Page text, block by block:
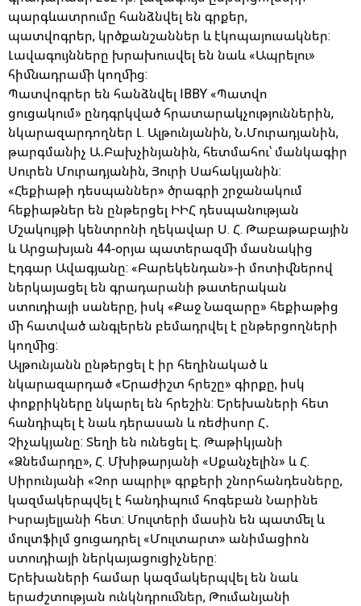
պարգևատրումը հանձնվել են գրքեր,
պատվոգրեր, կրծքանշաններ և էկոպայուսակներ:
Լավագույնները խրախուսվել են նաև «Ապրելու»
հիմնադրամի կողմից:
Պատվոգրեր են հանձնվել IBBY «Պատվո
ցուցակում» ընդգրկված հրատարակչություններին,
նկարազարդողներ Լ. Ալթունյանին, Ն․Մուրադյանին,
թարգմանիչ Ա․Բախչինյանին, հետմահու՝ մանկագիր
Սուրեն Մուրադյանին, Յուրի Սահակյանին:
«Հեքիաթի դեսպաններ» ծրագրի շրջանակում
հեքիաթներ են ընթերցել ԻԻՀ դեսպանության
Մշակույթի կենտրոնի ղեկավար Ս. Հ. Թաբաթաբային
և Արցախյան 44-օրյա պատերազմի մասնակից
Էդգար Ավագյանը: «Բարեկենդան»-ի մոտիվներով
ներկայացել են գրադարանի թատերական
ստուդիայի սաները, իսկ «Քաջ Նազարը» հեքիաթից
մի հատված անգլերեն բեմադրվել է ընթերցողների
կողմից:
Ալթունյանն ընթերցել է իր հեղինակած և
նկարազարդած «Երաժիշտ հրեշը» գիրքը, իսկ
փոքրիկները նկարել են հրեշին: Երեխաների հետ
հանդիպել է նաև դերասան և ռեժիսոր Հ․
Չիչակյանը: Տեղի են ունեցել Է. Թաթիկյանի
«Ձնեմարդը», Հ. Մխիթարյանի «Սքանչելին» և Հ.
Սիրունյանի «Չոր ապրիլ» գրքերի շնորհանդեսները,
կազմակերպվել է հանդիպում հոգեբան Նարինե
Իսրայելյանի հետ: Մուլտերի մասին են պատմել և
մուլտֆիլմ ցուցադրել «Մուլտարտ» անիմացիոն
ստուդիայի ներկայացուցիչները:
Երեխաների համար կազմակերպվել են նաև
երաժշտության ունկնդրումներ, Թումանյանի